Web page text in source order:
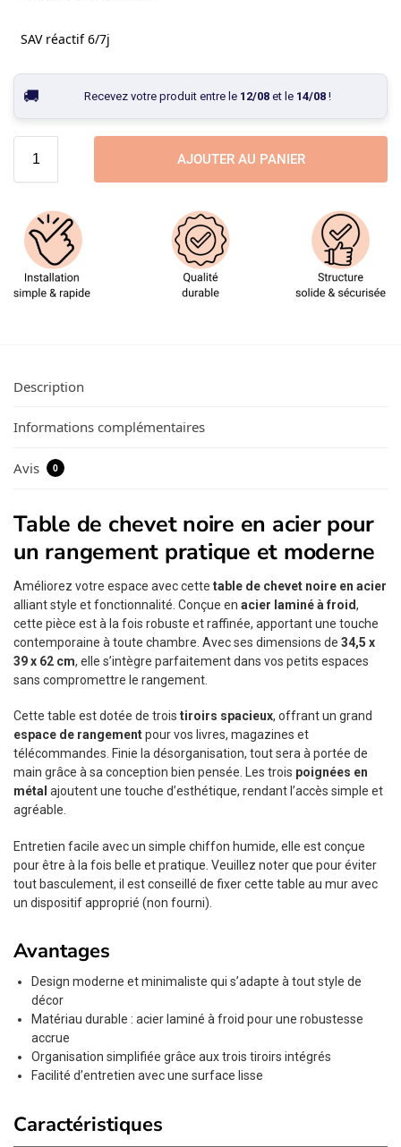
SAV réactif 6/7j
Recevez votre produit entre le 12/08et le 14/08!
AJOUTER AU PANIER
Description
Informations complémentaires
Avis 0
Table de chevet noire en acier pour
un rangement pratique et moderne
Améliorez votre espace avec cette table de chevet noire en acier
alliant style et fonctionnalité. Conçue en acier laminé à froid,
cette pièce est à la fois robuste et raffinée, apportant une touche
contemporaine à toute chambre. Avec ses dimensions de 34,5 x
39 x 62 cm, elle s’intègre parfaitement dans vos petits espaces
sans compromettre le rangement.
Cette table est dotée de trois tiroirs spacieux, offrant un grand
espace de rangementpour vos livres, magazines et
télécommandes. Finie la désorganisation, tout sera à portée de
main grâce à sa conception bien pensée. Les trois poignées en
métal ajoutent une touche d’esthétique, rendant l’accès simple et
agréable.
Entretien facile avec un simple chiffon humide, elle est conçue
pour être à la fois belle et pratique. Veuillez noter que pour éviter
tout basculement, il est conseillé de fixer cette table au mur avec
un dispositif approprié (non fourni).
Avantages
Design moderne et minimaliste qui s’adapte à tout style de
décor
Matériau durable : acier laminé à froid pour une robustesse
accrue
Organisation simplifiée grâce aux trois tiroirs intégrés
Facilité d’entretien avec une surface lisse
Caractéristiques